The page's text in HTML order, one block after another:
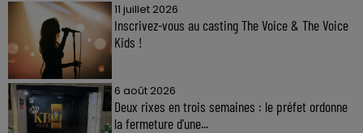
11 juillet 2026
Inscrivez-vous au casting The Voice & The Voice
Kids !
6 août 2026
Deux rixes en trois semaines : le préfet ordonne
la fermeture d'une...